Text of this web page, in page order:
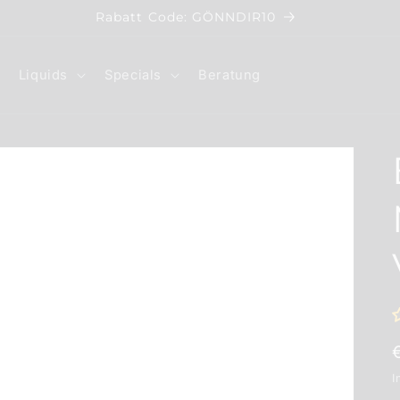
Rabatt Code: GÖNNDIR10
Liquids Specials Beratung